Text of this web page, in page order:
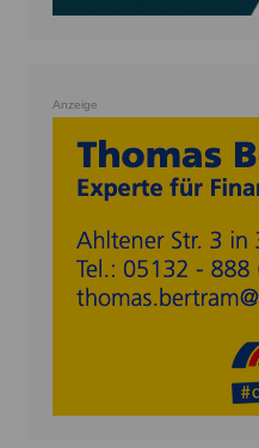
Anzeige